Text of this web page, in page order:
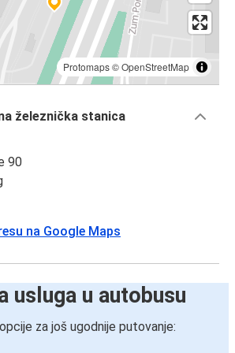
Protomaps©OpenStreetMap
železnička stanica
90
na Google Maps
usluga u autobusu
za još ugodnije putovanje: